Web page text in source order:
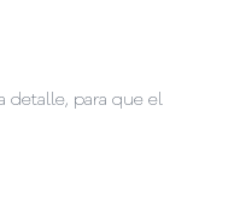
detalle, para que el